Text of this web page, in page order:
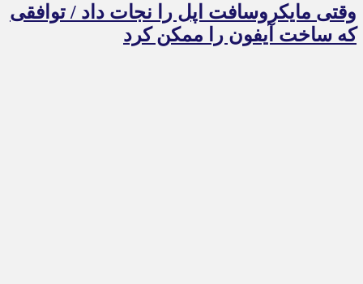
وقتی مایکروسافت اپل را نجات داد / توافقی
که ساخت آیفون را ممکن کرد